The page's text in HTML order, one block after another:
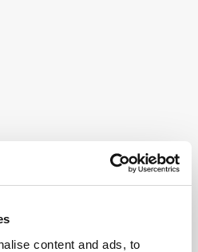
content and ads, to